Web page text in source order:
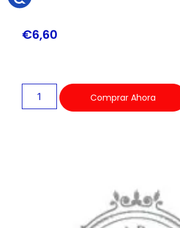
€6,60
Comprar Ahora